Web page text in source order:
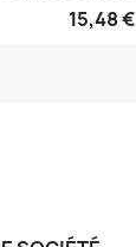
15,48 €